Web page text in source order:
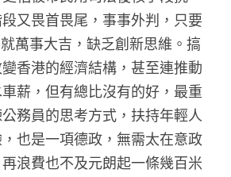
又畏首畏尾，事事外判，只要
萬事大吉，缺乏創新思維。搞
香港的經濟結構，甚至連推動
薪，但有總比沒有的好，最重
務員的思考方式，扶持年輕人
也是一項德政，無需太在意政
浪費也不及元朗起一條幾百米